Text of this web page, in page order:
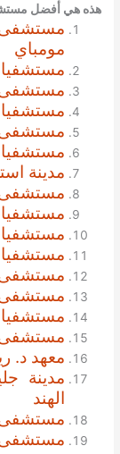
هذه هي أفضل
مومباي
مستشفى
مستشفى
مدينة
مستشفى
مستشفى
مستشفى
مستشفى
معهد د.
مدينة
الهند
مستشفى
مستشفى